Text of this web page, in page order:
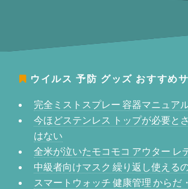
ウイルス 予防 グッズ おすすめ
完全ミストスプレー 容器マニュア
今ほどステンレス トップが必要と
はない
全米が泣いたモコモコ アウター レ
中級者向けマスク 繰り返し使える
スマートウォッチ 健康管理 からだ